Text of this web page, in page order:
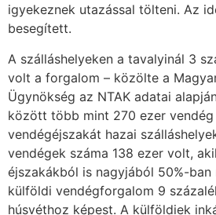
igyekeznek utazással tölteni. Az
besegített.
A szálláshelyeken a tavalyinál 3
volt a forgalom – közölte a
Ügynökség az NTAK adatai
között több mint 270 ezer
vendégéjszakát hazai
vendégek száma 138 ezer volt,
éjszakákból is nagyjából 50%-
külföldi vendégforgalom 9
húsvéthoz képest. A külföldiek